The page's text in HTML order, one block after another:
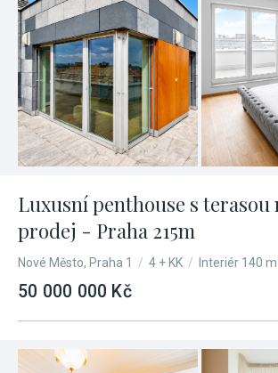
Luxusní penthouse s terasou
prodej - Praha 215m
Nové Město, Praha 1 / 4 + KK / Interiér 140
50 000 000 Kč